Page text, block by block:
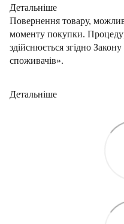
Детальніше
Повернення товару,
моменту покупки.
здійснюється згідно
споживачів».
Детальніше